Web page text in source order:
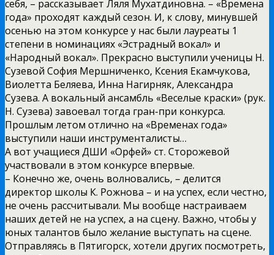
себя, – рассказывает Ляля Мухатдиновна. – «Времена
года» проходят каждый сезон. И, к слову, минувшей
осенью на этом конкурсе у нас были лауреаты 1
степени в номинациях «Эстрадный вокал» и
«Народный вокал». Прекрасно выступили ученицы Н.
Сузевой София Мершниченко, Ксения Екамчукова,
Виолетта Беляева, Инна Нагирняк, Александра
Сузева. А вокальный ансамбль «Веселые краски» (рук.
Н. Сузева) завоевал тогда гран-при конкурса.
Прошлым летом отлично на «Временах года»
выступили наши инструменталисты…
А вот учащиеся ДШИ «Орфей» ст. Сторожевой
участвовали в этом конкурсе впервые.
– Конечно же, очень волновались, – делится
директор школы К. Рожнова – и на успех, если честно,
не очень рассчитывали. Мы вообще настраиваем
наших детей не на успех, а на сцену. Важно, чтобы у
юных талантов было желание выступать на сцене.
Отправляясь в Пятигорск, хотели других посмотреть,